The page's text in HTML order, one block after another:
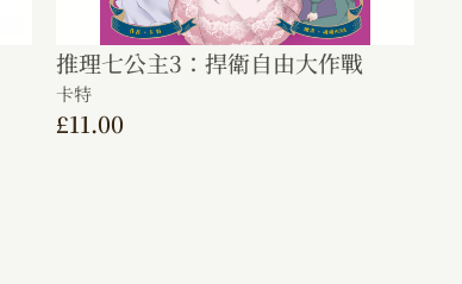
推理七公主3：捍衛自由大作戰
卡特
£11.00